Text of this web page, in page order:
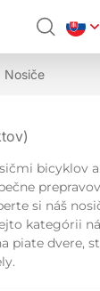
Nosiče
bicyklov a
si náš
kategórii
piate dvere,